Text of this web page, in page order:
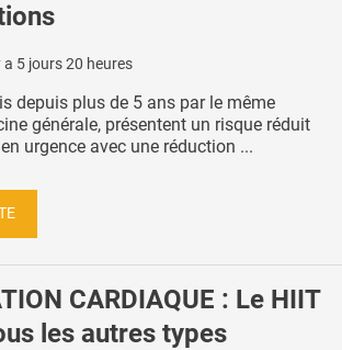
a 5 jours 20 heures
depuis plus de 5 ans par le même
générale, présentent un risque réduit
urgence avec une réduction ...
CARDIAQUE : Le HIIT
les autres types